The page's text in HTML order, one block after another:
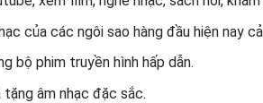
của các ngôi sao hàng đầu hiện nay
bộ phim truyền hình hấp dẫn.
âm nhạc đặc sắc.